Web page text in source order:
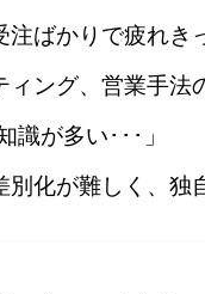
注ばかりで疲れき
ィング、営業手
識が多い･･･」
別化が難しく、